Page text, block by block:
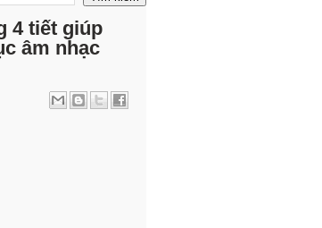
4 tiết giúp
âm nhạc